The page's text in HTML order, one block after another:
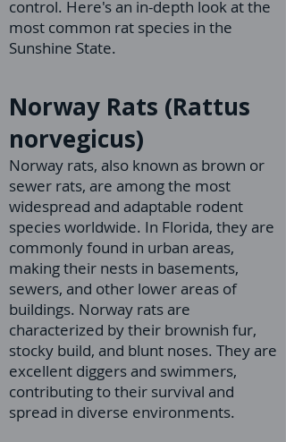
control. Here's an in-depth look at the
most common rat species in the
Sunshine State.
Norway Rats (Rattus
norvegicus)
Norway rats, also known as brown or
sewer rats, are among the most
widespread and adaptable rodent
species worldwide. In Florida, they are
commonly found in urban areas,
making their nests in basements,
sewers, and other lower areas of
buildings. Norway rats are
characterized by their brownish fur,
stocky build, and blunt noses. They are
excellent diggers and swimmers,
contributing to their survival and
spread in diverse environments.